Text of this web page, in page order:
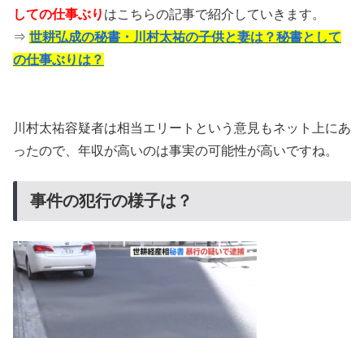
しての仕事ぶり はこちらの記事で紹介していきます。
⇒ 世耕弘成の秘書・川村太祐の子供と妻は？秘書として
の仕事ぶりは？
川村太祐容疑者は相当エリートという意見もネット上にあ
ったので、年収が高いのは事実の可能性が高いですね。
事件の犯行の様子は？